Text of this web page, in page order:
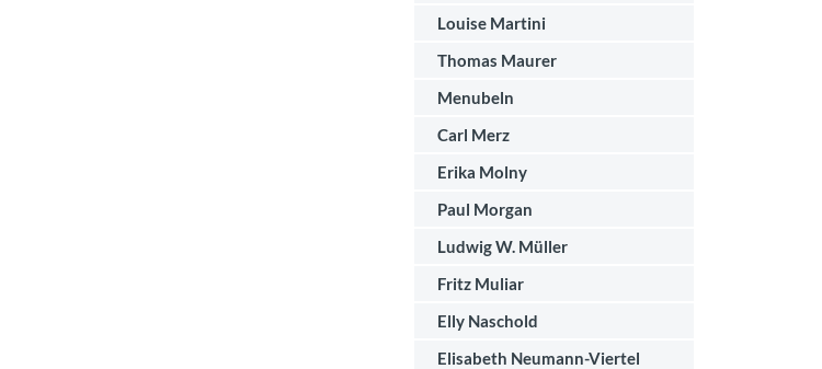
Louise Martini
Thomas Maurer
Menubeln
Carl Merz
Erika Molny
Paul Morgan
Ludwig W. Müller
Fritz Muliar
Elly Naschold
Elisabeth Neumann-Viertel